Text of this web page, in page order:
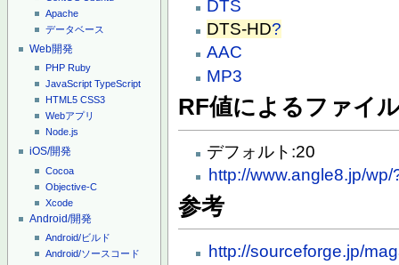
Apache
データベース
Web開発
PHP Ruby
JavaScript TypeScript
HTML5 CSS3
Webアプリ
Node.js
iOS/開発
Cocoa
Objective-C
Xcode
Android/開発
Android/ビルド
Android/ソースコード
DTS
DTS-HD?
AAC
MP3
RF値によるファイ
デフォルト:20
http://www.angle8.jp/
参考
http://sourceforge.jp/